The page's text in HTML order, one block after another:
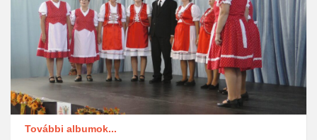
További albumok...